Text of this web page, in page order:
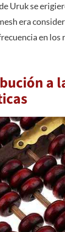
Uruk se
era
en los
a